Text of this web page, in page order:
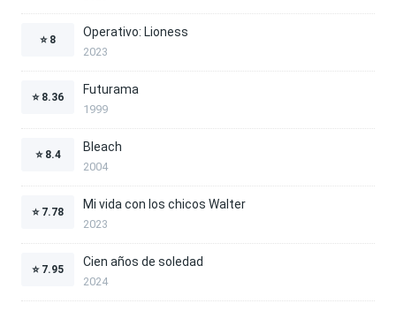
⭐ 8
Operativo: Lioness
2023
⭐ 8.36
Futurama
1999
⭐ 8.4
Bleach
2004
⭐ 7.78
Mi vida con los chicos Walter
2023
⭐ 7.95
Cien años de soledad
2024